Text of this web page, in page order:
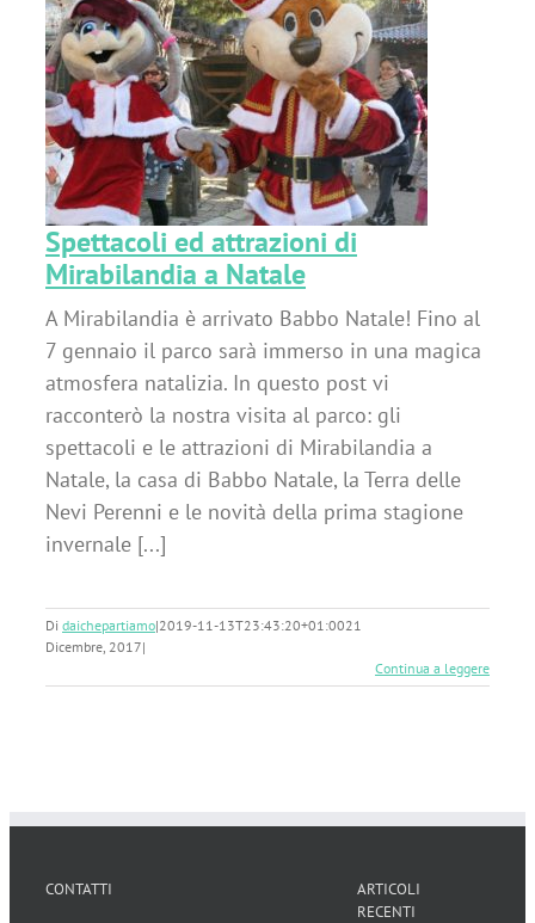
Spettacoli ed attrazioni di
Mirabilandia a Natale
A Mirabilandia è arrivato Babbo Natale! Fino al
7 gennaio il parco sarà immerso in una magica
atmosfera natalizia. In questo post vi
racconterò la nostra visita al parco: gli
spettacoli e le attrazioni di Mirabilandia a
Natale, la casa di Babbo Natale, la Terra delle
Nevi Perenni e le novità della prima stagione
invernale [...]
Di daichepartiamo|2019-11-13T23:43:20+01:0021
Dicembre, 2017|
Continua a leggere
CONTATTI
ARTICOLI
RECENTI